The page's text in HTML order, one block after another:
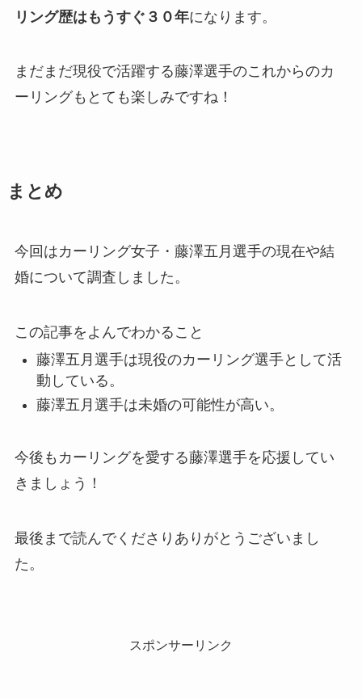
リング歴はもうすぐ３０年になります。
まだまだ現役で活躍する藤澤選手のこれからのカ
ーリングもとても楽しみですね！
まとめ
今回はカーリング女子・藤澤五月選手の現在や結
婚について調査しました。
この記事をよんでわかること
藤澤五月選手は現役のカーリング選手として活
動している。
藤澤五月選手は未婚の可能性が高い。
今後もカーリングを愛する藤澤選手を応援してい
きましょう！
最後まで読んでくださりありがとうございまし
た。
スポンサーリンク